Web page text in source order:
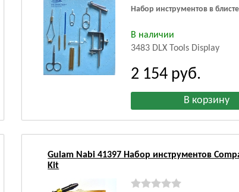
Набор инструментов в
В наличии
3483 DLX Tools Display
2 154 руб.
Gulam Nabi 41397 Набор инструментов
Kit